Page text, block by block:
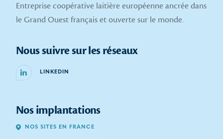
Entreprise coopérative laitière européenne ancrée dans
le Grand Ouest français et ouverte sur le monde.
Nous suivre sur les réseaux
LINKEDIN
Nos implantations
NOS SITES EN FRANCE